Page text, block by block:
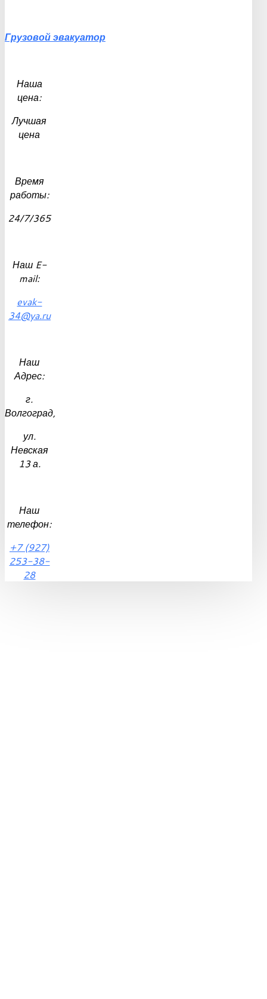
Грузовойэвакуатор
Наша
цена:
Лучшая
цена
Время
работы:
24/7/365
Наш E-
mail:
evak-
34@ya.ru
Наш
Адрес:
г.
Волгоград,
ул.
Невская
13 а.
Наш
телефон:
+7 (927)
253-38-
28